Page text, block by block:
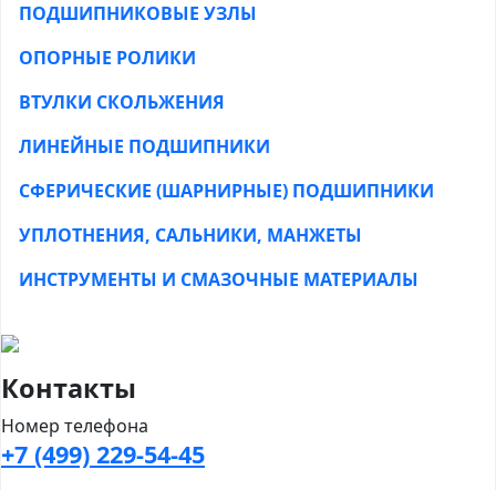
ПОДШИПНИКОВЫЕ УЗЛЫ
ОПОРНЫЕ РОЛИКИ
ВТУЛКИ СКОЛЬЖЕНИЯ
ЛИНЕЙНЫЕ ПОДШИПНИКИ
СФЕРИЧЕСКИЕ (ШАРНИРНЫЕ) ПОДШИПНИКИ
УПЛОТНЕНИЯ, САЛЬНИКИ, МАНЖЕТЫ
ИНСТРУМЕНТЫ И СМАЗОЧНЫЕ МАТЕРИАЛЫ
Контакты
Номер телефона
+7 (499) 229-54-45